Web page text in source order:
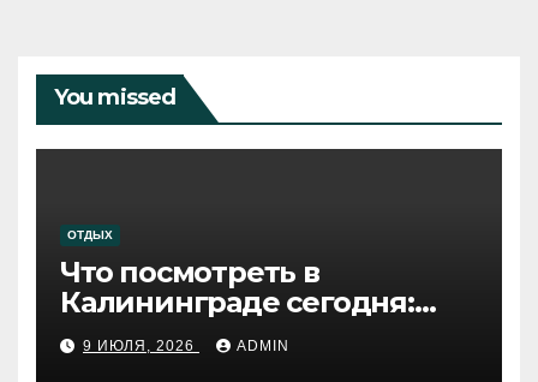
You missed
ОТДЫХ
Что посмотреть в
Калининграде сегодня:
путеводитель по самому
западному городу России
9 ИЮЛЯ, 2026 ADMIN